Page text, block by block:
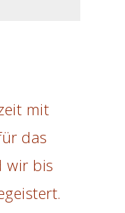
mit
das
wir bis